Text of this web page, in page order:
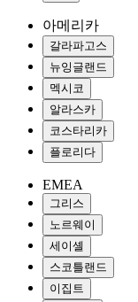
아메리카
갈라파고스
뉴잉글랜드
멕시코
알라스카
코스타리카
플로리다
EMEA
그리스
노르웨이
세이셸
스코틀랜드
이집트